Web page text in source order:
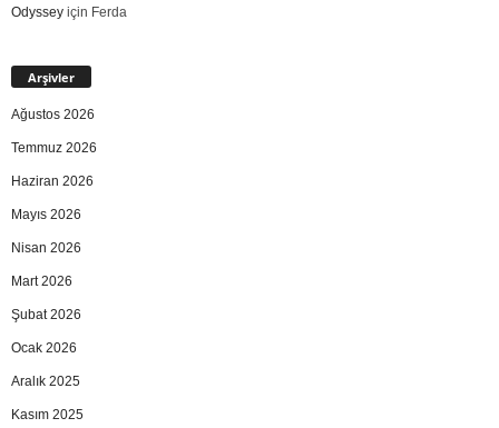
Odyssey için Ferda
Arşivler
Ağustos 2026
Temmuz 2026
Haziran 2026
Mayıs 2026
Nisan 2026
Mart 2026
Şubat 2026
Ocak 2026
Aralık 2025
Kasım 2025